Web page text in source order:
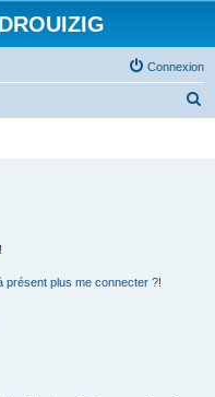
Connexion
présent plus me connecter ?!